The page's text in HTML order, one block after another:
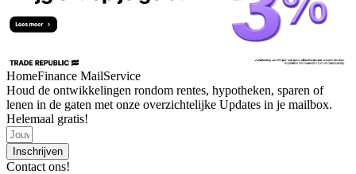
HomeFinance MailService
Houd de ontwikkelingen rondom rentes, hypotheken, sparen of
lenen in de gaten met onze overzichtelijke Updates in je mailbox.
Helemaal gratis!
Inschrijven
Contact ons!